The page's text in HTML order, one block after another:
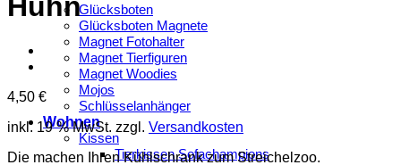
Glücksboten
Glücksboten Magnete
Magnet Fotohalter
Magnet Tierfiguren
Magnet Woodies
Mojos
Schlüsselanhänger
Wohnen
Kissen
Tierkissen Sofachampions
4,50 €
inkl. 19 % MwSt. zzgl. Versandkosten
Die machen Ihren Kühlschrank zum Streichelzoo.